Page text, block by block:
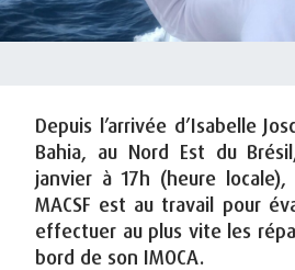
Depuis l’arrivée d’Isabelle
Bahia, au Nord Est du
janvier à 17h (heure locale),
MACSF est au travail pour
effectuer au plus vite les
bord de son IMOCA.